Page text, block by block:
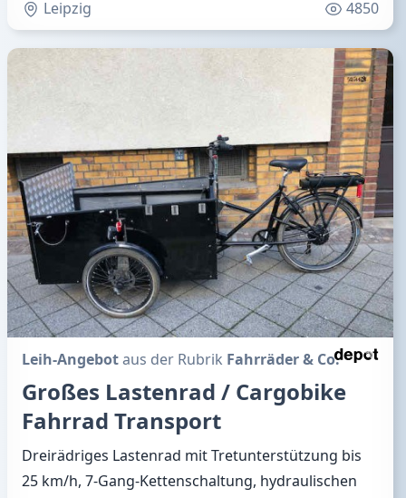
Leipzig 4850
Leih-Angebotaus der Rubrik Fahrräder & Co.
Großes Lastenrad / Cargobike
Fahrrad Transport
Dreirädriges Lastenrad mit Tretunterstützung bis
25 km/h, 7-Gang-Kettenschaltung, hydraulischen